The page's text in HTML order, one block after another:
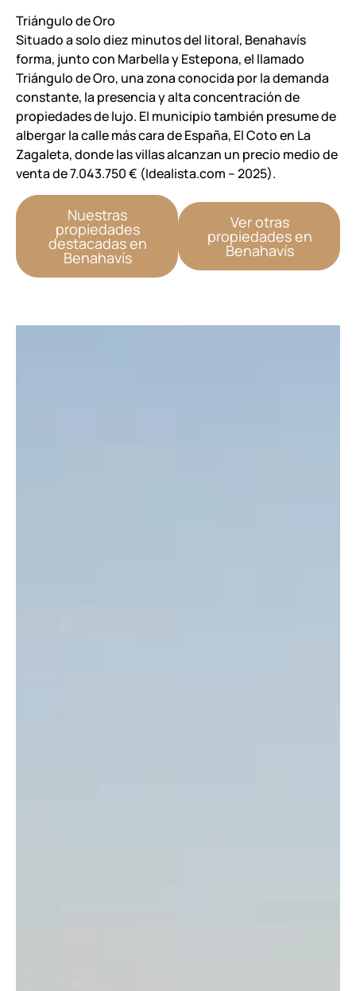
Triángulo de Oro
Situado a solo diez minutos del litoral, Benahavís
forma, junto con Marbella y Estepona, el llamado
Triángulo de Oro, una zona conocida por la demanda
constante, la presencia y alta concentración de
propiedades de lujo. El municipio también presume de
albergar la calle más cara de España, El Coto en La
Zagaleta, donde las villas alcanzan un precio medio de
venta de 7.043.750 € (Idealista.com – 2025).
Nuestras
propiedades
destacadas en
Benahavís
Ver otras
propiedades en
Benahavís